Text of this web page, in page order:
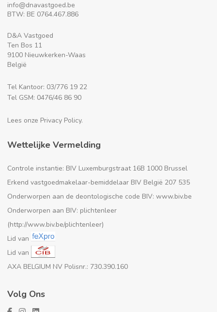
info@dnavastgoed.be
BTW: BE 0764.467.886
D&A Vastgoed
Ten Bos 11
9100 Nieuwkerken-Waas
België
Tel Kantoor: 03/776 19 22
Tel GSM: 0476/46 86 90
Lees onze Privacy Policy.
Wettelijke Vermelding
Controle instantie: BIV Luxemburgstraat 16B 1000 Brussel
Erkend vastgoedmakelaar-bemiddelaar BIV België 207 535
Onderworpen aan de deontologische code BIV: www.biv.be
Onderworpen aan BIV: plichtenleer
(http://www.biv.be/plichtenleer)
Lid van
Lid van
AXA BELGIUM NV Polisnr.: 730.390.160
Volg Ons